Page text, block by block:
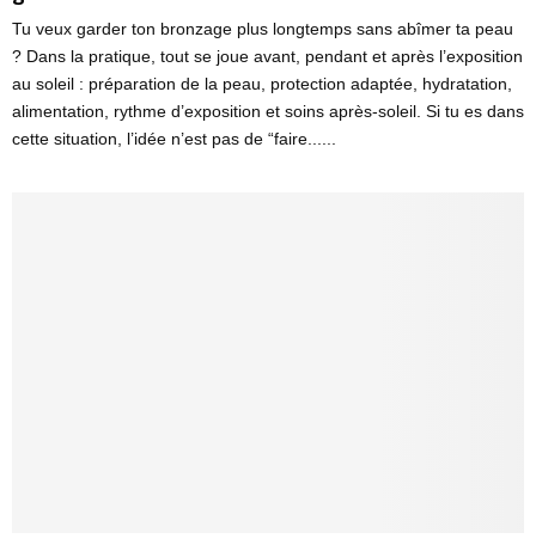
Tu veux garder ton bronzage plus longtemps sans abîmer ta peau
? Dans la pratique, tout se joue avant, pendant et après l’exposition
au soleil : préparation de la peau, protection adaptée, hydratation,
alimentation, rythme d’exposition et soins après-soleil. Si tu es dans
cette situation, l’idée n’est pas de “faire......